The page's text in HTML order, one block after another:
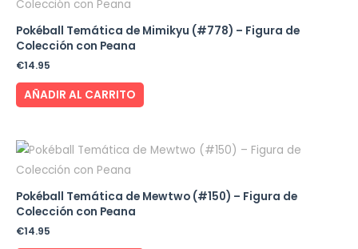
Pokéball Temática de Mimikyu (#778) – Figura de
Colección con Peana
€14.95
AÑADIR AL CARRITO
Pokéball Temática de Mewtwo (#150) – Figura de
Colección con Peana
€14.95